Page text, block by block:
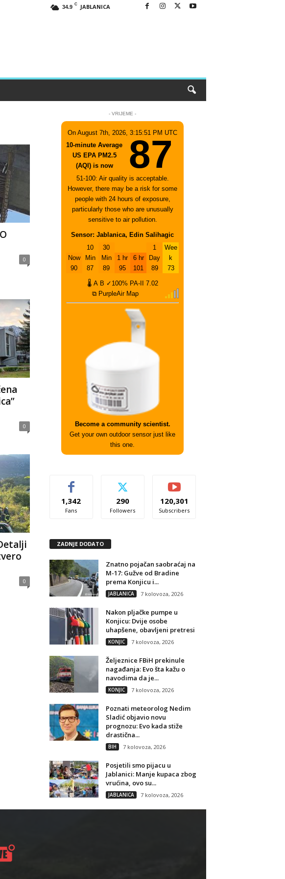
34.9 C JABLANICA
0
0
0
- VRIJEME -
On August 7th, 2026, 3:15:51 PM UTC
10-minute Average
US EPA PM2.5
(AQI) is now
87
51-100: Air quality is acceptable.
However, there may be a risk for some
people with 24 hours of exposure,
particularly those who are unusually
sensitive to air pollution.
Sensor: Jablanica, Edin Salihagic
Now
90
10
Min
87
30
Min
89
1 hr
95
6 hr
101
1
Day
89
Wee
k
73
🌡 A B ✓100% PA-II
7.02
⧉ PurpleAir Map
Become a community scientist.
Get your own outdoor sensor just like
this one.
1,342
Fans
290
Followers
120,301
Subscribers
ZADNJE DODATO
Znatno pojačan saobraćaj na
M-17: Gužve od Bradine
prema Konjicu i...
JABLANICA 7 kolovoza, 2026
Nakon pljačke pumpe u
Konjicu: Dvije osobe
uhapšene, obavljeni pretresi
KONJIC 7 kolovoza, 2026
Željeznice FBiH prekinule
nagađanja: Evo šta kažu o
navodima da je...
KONJIC 7 kolovoza, 2026
Poznati meteorolog Nedim
Sladić objavio novu
prognozu: Evo kada stiže
drastična...
BIH 7 kolovoza, 2026
Posjetili smo pijacu u
Jablanici: Manje kupaca zbog
vrućina, ovo su...
JABLANICA 7 kolovoza, 2026